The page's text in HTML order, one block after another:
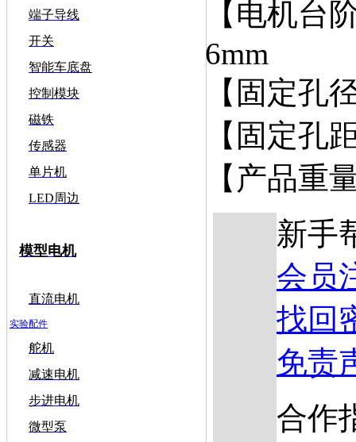
端子导线
开关
智能车底盘
控制模块
磁铁
传感器
单片机
LED周边
模型电机
直流电机
实验配件
舵机
减速电机
步进电机
微型泵
【电机台
6mm
【固定孔
【固定孔
【产品重
新手
会员
找回
免责
合作